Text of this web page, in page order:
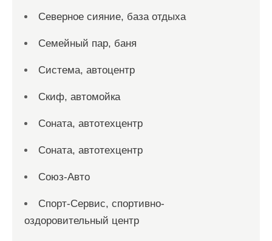
Северное сияние, база отдыха
Семейный пар, баня
Система, автоцентр
Скиф, автомойка
Соната, автотехцентр
Соната, автотехцентр
Союз-Авто
Спорт-Сервис, спортивно-
оздоровительный центр